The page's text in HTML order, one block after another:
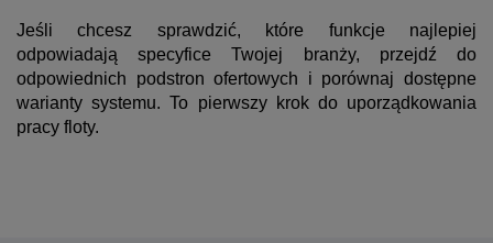
Jeśli chcesz sprawdzić, które funkcje najlepiej
odpowiadają specyfice Twojej branży, przejdź do
odpowiednich podstron ofertowych i porównaj dostępne
warianty systemu. To pierwszy krok do uporządkowania
pracy floty.